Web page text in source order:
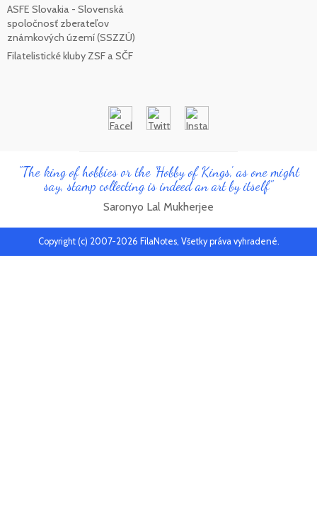
ASFE Slovakia - Slovenská
spoločnosť zberateľov
známkových území (SSZZÚ)
Filatelistické kluby ZSF a SČF
"The king of hobbies or the 'Hobby of Kings', as one might
say, stamp collecting is indeed an art by itself"
Saronyo Lal Mukherjee
Copyright (c) 2007-2026 FilaNotes, Všetky práva vyhradené.